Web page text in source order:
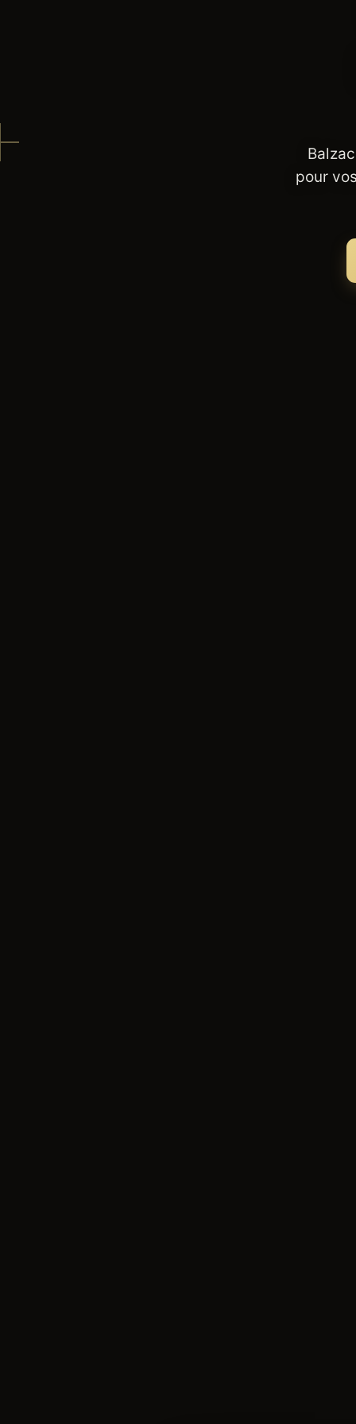
pour